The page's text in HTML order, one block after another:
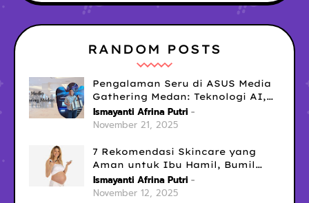
RANDOM POSTS
Pengalaman Seru di ASUS Media
Gathering Medan: Teknologi AI,
Laptop Gaming No.1
Ismayanti Afrina Putri
November 21, 2025
7 Rekomendasi Skincare yang
Aman untuk Ibu Hamil, Bumil
Tetap Glowing Tanpa Cemas!
Ismayanti Afrina Putri
November 12, 2025